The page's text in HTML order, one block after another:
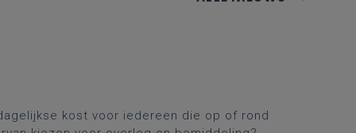
kost voor iedereen die op of rond